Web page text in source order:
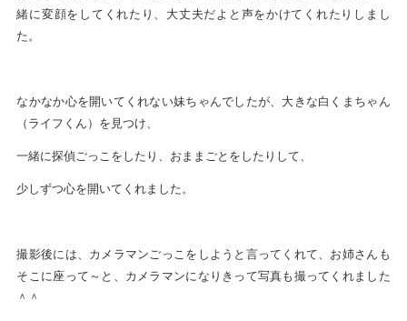
緒に変顔をしてくれたり、大丈夫だよと声をかけてくれたりしまし
た。
なかなか心を開いてくれない妹ちゃんでしたが、大きな白くまちゃん
（ライフくん）を見つけ、
一緒に探偵ごっこをしたり、おままごとをしたりして、
少しずつ心を開いてくれました。
撮影後には、カメラマンごっこをしようと言ってくれて、お姉さんも
そこに座って～と、カメラマンになりきって写真も撮ってくれました
＾＾